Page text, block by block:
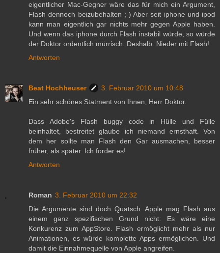
eigentlicher Mac-Gegner wäre das für mich ein Argument,
Flash dennoch beizubehalten ;-) Aber seit iphone und ipod
kann man eigentlich gar nichts mehr gegen Apple haben.
Und wenn das iphone durch Flash instabil würde, so würde
der Doktor ordentlich mürrisch. Deshalb: Nieder mit Flash!
Antworten
Beat Hochheuser
3. Februar 2010 um 10:48
Ein sehr schönes Statment von Ihnen, Herr Doktor.
Dass Adobe's Flash buggy code in Hülle und Fülle
beinhaltet, bestreitet glaube ich niemand ernsthaft. Von
dem her sollte man Flash den Gar ausmachen, besser
früher, als später. Ich forder es!
Antworten
Roman 3. Februar 2010 um 22:32
Die Argumente sind doch Quatsch. Apple mag Flash aus
einem ganz spezifischen Grund nicht: Es wäre eine
Konkurenz zum AppStore. Flash ermöglicht mehr als nur
Animationen, es würde komplette Apps ermöglichen. Und
damit die Einnahmequelle von Apple angreifen.